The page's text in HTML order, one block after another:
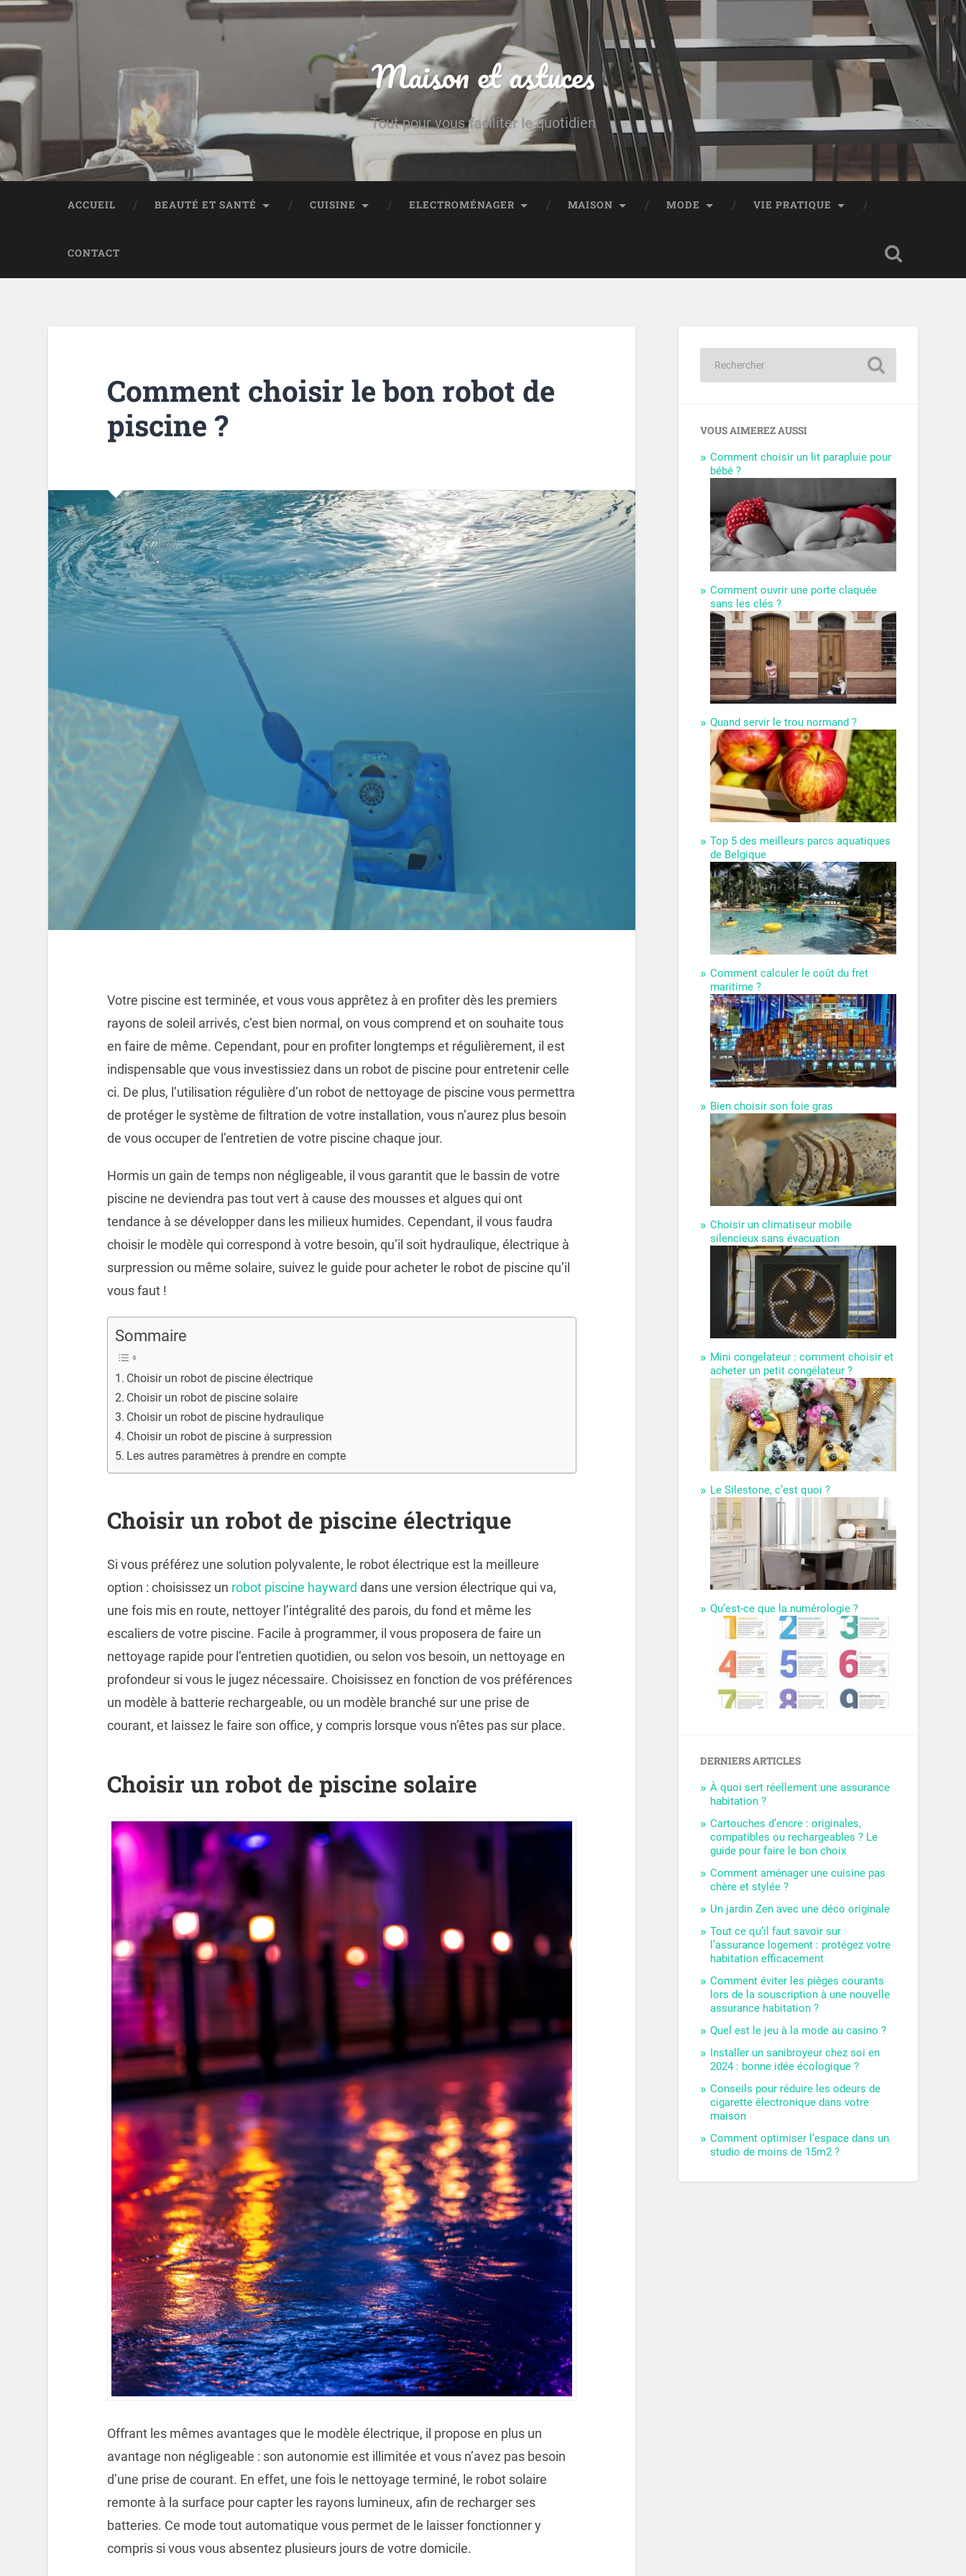
Maison et astuces
Tout pour vous faciliter le quotidien
ACCUEIL BEAUTÉ ET SANTÉ CUISINE ELECTROMÉNAGER MAISON MODE VIE PRATIQUE
CONTACT
Comment choisir le bon robot de
piscine ?
Votre piscine est terminée, et vous vous apprêtez à en profiter dès les premiers
rayons de soleil arrivés, c’est bien normal, on vous comprend et on souhaite tous
en faire de même. Cependant, pour en profiter longtemps et régulièrement, il est
indispensable que vous investissiez dans un robot de piscine pour entretenir celle
ci. De plus, l’utilisation régulière d’un robot de nettoyage de piscine vous permettra
de protéger le système de filtration de votre installation, vous n’aurez plus besoin
de vous occuper de l’entretien de votre piscine chaque jour.
Hormis un gain de temps non négligeable, il vous garantit que le bassin de votre
piscine ne deviendra pas tout vert à cause des mousses et algues qui ont
tendance à se développer dans les milieux humides. Cependant, il vous faudra
choisir le modèle qui correspond à votre besoin, qu’il soit hydraulique, électrique à
surpression ou même solaire, suivez le guide pour acheter le robot de piscine qu’il
vous faut !
Sommaire
Choisir un robot de piscine électrique
Choisir un robot de piscine solaire
Choisir un robot de piscine hydraulique
Choisir un robot de piscine à surpression
Les autres paramètres à prendre en compte
Choisir un robot de piscine électrique
Si vous préférez une solution polyvalente, le robot électrique est la meilleure
option : choisissez un robot piscine hayward dans une version électrique qui va,
une fois mis en route, nettoyer l’intégralité des parois, du fond et même les
escaliers de votre piscine. Facile à programmer, il vous proposera de faire un
nettoyage rapide pour l’entretien quotidien, ou selon vos besoin, un nettoyage en
profondeur si vous le jugez nécessaire. Choisissez en fonction de vos préférences
un modèle à batterie rechargeable, ou un modèle branché sur une prise de
courant, et laissez le faire son office, y compris lorsque vous n’êtes pas sur place.
Choisir un robot de piscine solaire
Offrant les mêmes avantages que le modèle électrique, il propose en plus un
avantage non négligeable : son autonomie est illimitée et vous n’avez pas besoin
d’une prise de courant. En effet, une fois le nettoyage terminé, le robot solaire
remonte à la surface pour capter les rayons lumineux, afin de recharger ses
batteries. Ce mode tout automatique vous permet de le laisser fonctionner y
compris si vous vous absentez plusieurs jours de votre domicile.
VOUS AIMEREZ AUSSI
Comment choisir un lit parapluie pour
bébé ?
Comment ouvrir une porte claquée
sans les clés ?
Quand servir le trou normand ?
Top 5 des meilleurs parcs aquatiques
de Belgique
Comment calculer le coût du fret
maritime ?
Bien choisir son foie gras
Choisir un climatiseur mobile
silencieux sans évacuation
Mini congelateur : comment choisir et
acheter un petit congélateur ?
Le Silestone, c’est quoi ?
Qu’est-ce que la numérologie ?
DERNIERS ARTICLES
À quoi sert réellement une assurance
habitation ?
Cartouches d’encre : originales,
compatibles ou rechargeables ? Le
guide pour faire le bon choix
Comment aménager une cuisine pas
chère et stylée ?
Un jardin Zen avec une déco originale
Tout ce qu’il faut savoir sur
l’assurance logement : protégez votre
habitation efficacement
Comment éviter les pièges courants
lors de la souscription à une nouvelle
assurance habitation ?
Quel est le jeu à la mode au casino ?
Installer un sanibroyeur chez soi en
2024 : bonne idée écologique ?
Conseils pour réduire les odeurs de
cigarette électronique dans votre
maison
Comment optimiser l’espace dans un
studio de moins de 15m2 ?